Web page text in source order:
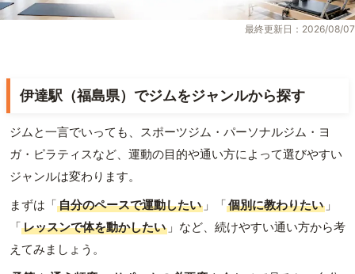
最終更新日：2026/08/07
伊達駅（福島県）でジムをジャンルから探す
ジムと一言でいっても、スポーツジム・パーソナルジム・ヨ
ガ・ピラティスなど、運動の目的や通い方によって選びやすい
ジャンルは変わります。
まずは「自分のペースで運動したい 」「個別に教わりたい 」
「レッスンで体を動かしたい 」など、続けやすい通い方から考
えてみましょう。